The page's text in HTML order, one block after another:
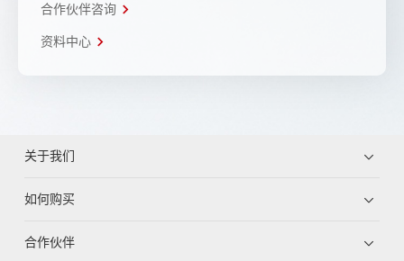
合作伙伴咨询
资料中心
关于我们
如何购买
合作伙伴